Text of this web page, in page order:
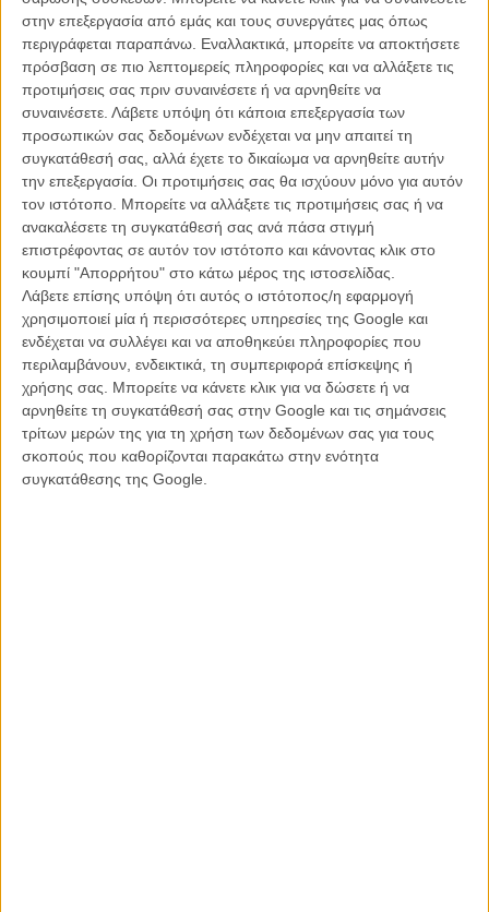
στην επεξεργασία από εμάς και τους συνεργάτες μας όπως
περιγράφεται παραπάνω. Εναλλακτικά, μπορείτε να αποκτήσετε
πρόσβαση σε πιο λεπτομερείς πληροφορίες και να αλλάξετε τις
προτιμήσεις σας πριν συναινέσετε ή να αρνηθείτε να
συναινέσετε. Λάβετε υπόψη ότι κάποια επεξεργασία των
προσωπικών σας δεδομένων ενδέχεται να μην απαιτεί τη
συγκατάθεσή σας, αλλά έχετε το δικαίωμα να αρνηθείτε αυτήν
την επεξεργασία. Οι προτιμήσεις σας θα ισχύουν μόνο για αυτόν
τον ιστότοπο. Μπορείτε να αλλάξετε τις προτιμήσεις σας ή να
ανακαλέσετε τη συγκατάθεσή σας ανά πάσα στιγμή
επιστρέφοντας σε αυτόν τον ιστότοπο και κάνοντας κλικ στο
κουμπί "Απορρήτου" στο κάτω μέρος της ιστοσελίδας.
Λάβετε επίσης υπόψη ότι αυτός ο ιστότοπος/η εφαρμογή
χρησιμοποιεί μία ή περισσότερες υπηρεσίες της Google και
ενδέχεται να συλλέγει και να αποθηκεύει πληροφορίες που
περιλαμβάνουν, ενδεικτικά, τη συμπεριφορά επίσκεψης ή
χρήσης σας. Μπορείτε να κάνετε κλικ για να δώσετε ή να
αρνηθείτε τη συγκατάθεσή σας στην Google και τις σημάνσεις
τρίτων μερών της για τη χρήση των δεδομένων σας για τους
σκοπούς που καθορίζονται παρακάτω στην ενότητα
συγκατάθεσης της Google.
Παρασκευή 1η Ιουλίου, 21:00
Προβολή:«Ασπρο Πάτο» του Τόμας Βίντερμπεργκ ( Δανία, 2021)
Μαγειρική επίδειξη με θέμα την Δανέζικη Κουζίνα
Στέλιος Μαστοράκος διευθυντής στην Ευρωπαϊκή Ακαδημία
Γαστρονομίας και την Σχολή Κρεοπωλών Meat Pro, μέλος της
Λέσχης Αρχιμαγείρων Αττικής Ακρόπολις.
Δανέζικη Κουζίνα: Μπρουσκέτα με χοιρινό ποτισμένο στον οίνο.